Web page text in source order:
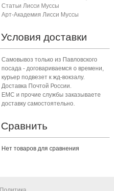
Статьи Лисси Муссы
Арт-Академия Лисси Муссы
Условия доставки
Самовывоз только из Павловского
посада - договариваемся о времени,
курьер подвезет к жд-вокзалу.
Доставка Почтой России.
ЕМС и прочие службы заказываете
доставку самостоятельно.
Сравнить
Нет товаров для сравнения